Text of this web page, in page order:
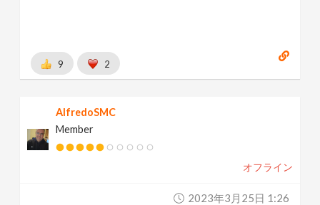
9 2
AlfredoSMC
Member
オフライン
2023年3月25日 1:26